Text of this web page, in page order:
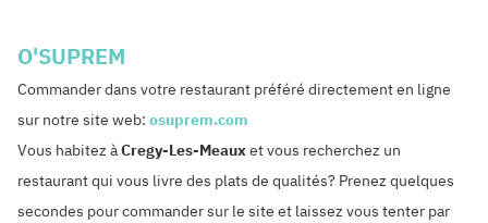
O'SUPREM
Commander dans votre restaurant préféré directement en ligne
sur notre site web: osuprem.com
Vous habitez àCregy-Les-Meauxet vous recherchez un
restaurant qui vous livre des plats de qualités? Prenez quelques
secondes pour commander sur le site et laissez vous tenter par